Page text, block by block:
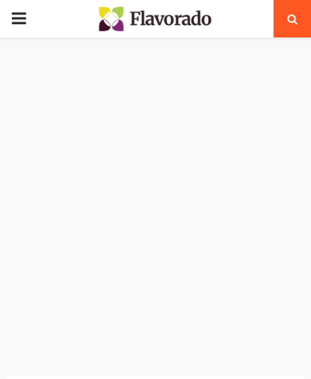
PRIMARY